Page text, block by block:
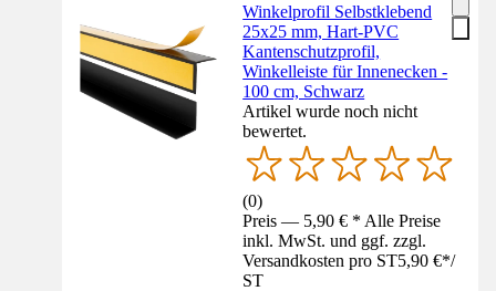
Winkelprofil Selbstklebend
25x25 mm, Hart-PVC
Kantenschutzprofil,
Winkelleiste für Innenecken -
100 cm, Schwarz
Artikel wurde noch nicht
bewertet.
(0)
Preis — 5,90 € * Alle Preise
inkl. MwSt. und ggf. zzgl.
Versandkosten pro ST5,90 €*/
ST